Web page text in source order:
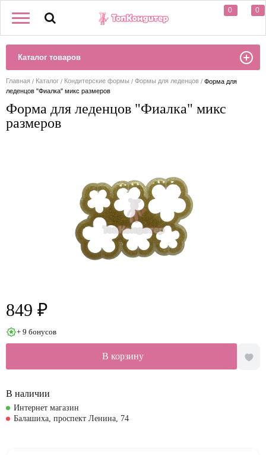
0 0
Каталог товаров
Главная Каталог Кондитерские формы Формы для леденцов
Форма для
леденцов "Фиалка" микс размеров
Форма для леденцов "Фиалка" микс
размеров
849 ₽
+ 9 бонусов
В корзину
В наличии
Интернет магазин
Балашиха, проспект Ленина, 74